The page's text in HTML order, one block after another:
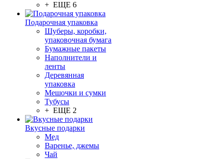
+ ЕЩЕ 6
Подарочная упаковка
Шуберы, коробки,
упаковочная бумага
Бумажные пакеты
Наполнители и
ленты
Деревянная
упаковка
Мешочки и сумки
Тубусы
+ ЕЩЕ 2
Вкусные подарки
Мед
Варенье, джемы
Чай